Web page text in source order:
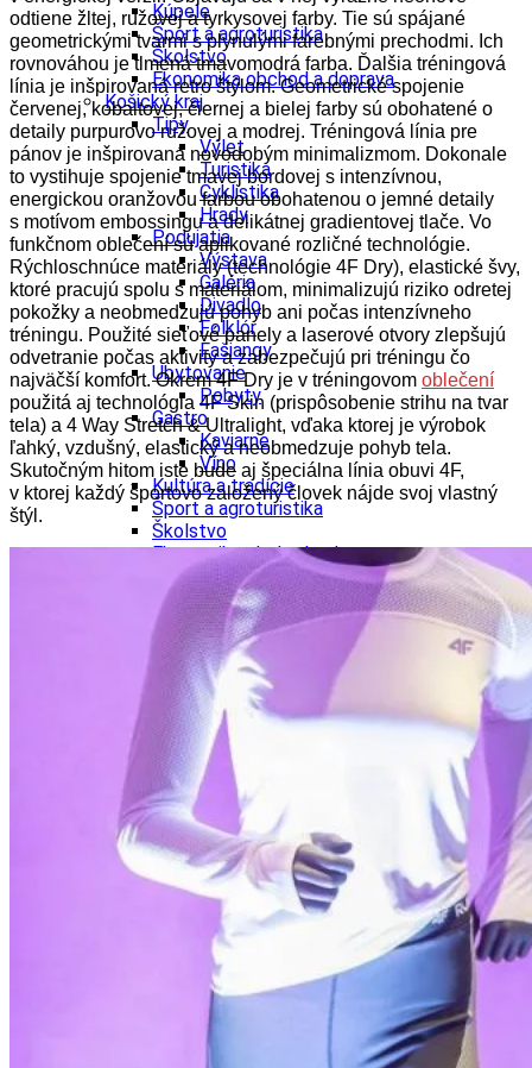
Kúpele
Šport a agroturistika
Školstvo
Ekonomika obchod a doprava
Košický kraj
Tipy
Výlet
Turistika
Cyklistika
Hrady
Podujatia
Výstava
Galéria
Divadlo
Folklór
Fašiangy
Ubytovanie
Pobyty
Gastro
Kaviarne
Víno
Kultúra a tradície
Šport a agroturistika
Školstvo
Ekonomika obchod a doprava
Prešovský kraj
Tipy
Výlet
Turistika
Cyklistika
Hrady
Podujatia
Výstava
Galéria
Folklór
Ubytovanie
Pobyty
Wellness
Gastro
Kaviarne
Kultúra a tradície
Šport a agroturistika
Školstvo
Ekonomika obchod a doprava
odtiene žltej, ružovej a tyrkysovej farby. Tie sú spájané
geometrickými tvarmi s plynulými farebnými prechodmi. Ich
rovnováhou je tlmená tmavomodrá farba. Ďalšia tréningová
línia je inšpirovaná retro štýlom. Geometrické spojenie
červenej, kobaltovej, čiernej a bielej farby sú obohatené o
detaily purpurovo ružovej a modrej. Tréningová línia pre
pánov je inšpirovaná novodobým minimalizmom. Dokonale
to vystihuje spojenie tmavej bordovej s intenzívnou,
energickou oranžovou farbou obohatenou o jemné detaily
s motívom embossingu a delikátnej gradientovej tlače. Vo
funkčnom oblečení sú aplikované rozličné technológie.
Rýchloschnúce materiály (technológie 4F Dry), elastické švy,
ktoré pracujú spolu s materiálom, minimalizujú riziko odretej
pokožky a neobmedzujú pohyb ani počas intenzívneho
tréningu. Použité sieťové panely a laserové otvory zlepšujú
odvetranie počas aktivity a zabezpečujú pri tréningu čo
najväčší komfort. Okrem 4F Dry je v tréningovom oblečení
použitá aj technológia 4F Skin (prispôsobenie strihu na tvar
tela) a 4 Way Stretch & Ultralight, vďaka ktorej je výrobok
ľahký, vzdušný, elastický a neobmedzuje pohyb tela.
Skutočným hitom iste bude aj špeciálna línia obuvi 4F,
v ktorej každý športovo založený človek nájde svoj vlastný
štýl.